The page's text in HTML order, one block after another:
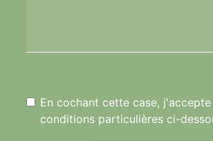
En cochant cette case, j'accepte
conditions particulières ci-